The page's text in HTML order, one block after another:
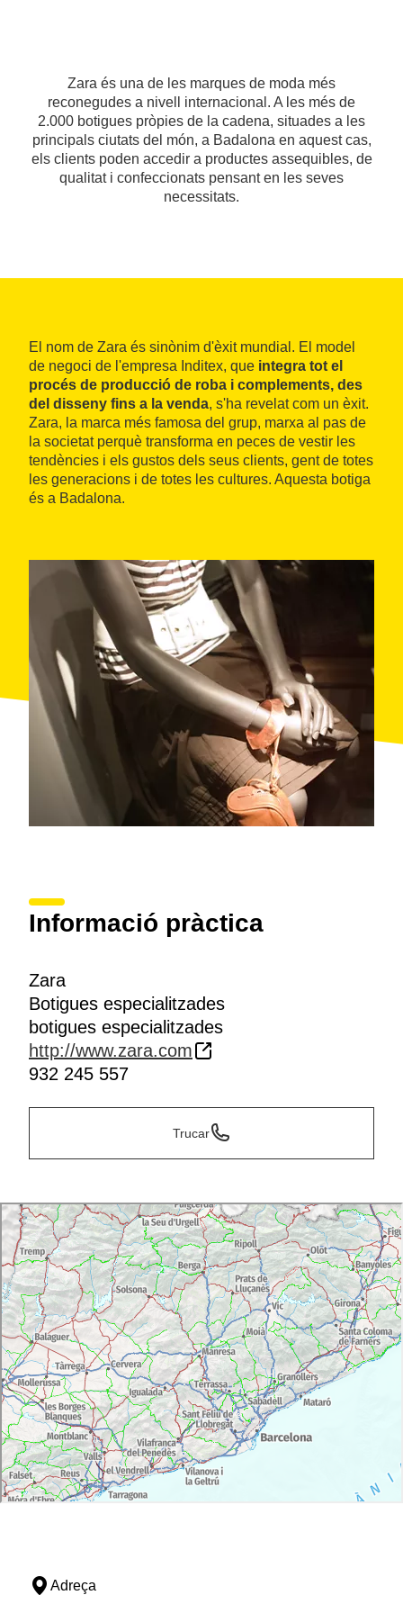
Zara és una de les marques de moda més
reconegudes a nivell internacional. A les més de
2.000 botigues pròpies de la cadena, situades a les
principals ciutats del món, a Badalona en aquest cas,
els clients poden accedir a productes assequibles, de
qualitat i confeccionats pensant en les seves
necessitats.
El nom de Zara és sinònim d'èxit mundial. El model
de negoci de l'empresa Inditex, que integra tot el
procés de producció de roba i complements, des
del disseny fins a la venda, s'ha revelat com un èxit.
Zara, la marca més famosa del grup, marxa al pas de
la societat perquè transforma en peces de vestir les
tendències i els gustos dels seus clients, gent de totes
les generacions i de totes les cultures. Aquesta botiga
és a Badalona.
Informació pràctica
Zara
Botigues especialitzades
botigues especialitzades
http://www.zara.com
932 245 557
Trucar
Adreça